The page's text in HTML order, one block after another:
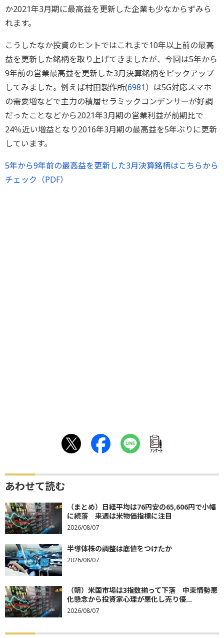
か2021年3月期に最高益を更新した企業も少なからずみら
れます。
こうしたなか投資のヒントではこれまで10年以上前の最高
益を更新した銘柄を取り上げてきましたが、今回は5年から
9年前の営業最高益を更新した3月決算銘柄をピックアップ
してみました。例えば村田製作所(6981）は5G対応スマホ
の需要増などで主力の積層セラミックコンデンサーが好調
だったことなどから2021年3月期の営業利益が前期比で
24％近い増益となり2016年3月期の最高益を5年ぶりに更新
しています。
5年から9年前の最高益を更新した3月決算銘柄はこちらから
チェック（PDF）
ｱﾝｹｰﾄ
あわせて読む
（まとめ）日経平均は76円安の65,606円で小幅
に続落 来週は米物価指標に注目
2026/08/07
半導体株の調整は底値をつけたか
2026/08/07
（朝）米国市場は3指数揃って下落 中東情勢悪
化懸念から投資家心理が悪化し売り優...
2026/08/07